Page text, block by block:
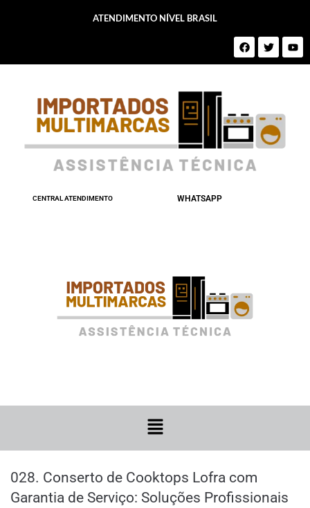
ATENDIMENTO NÍVEL BRASIL
CENTRAL ATENDIMENTO WHATSAPP
028. Conserto de Cooktops Lofra com
Garantia de Serviço: Soluções Profissionais